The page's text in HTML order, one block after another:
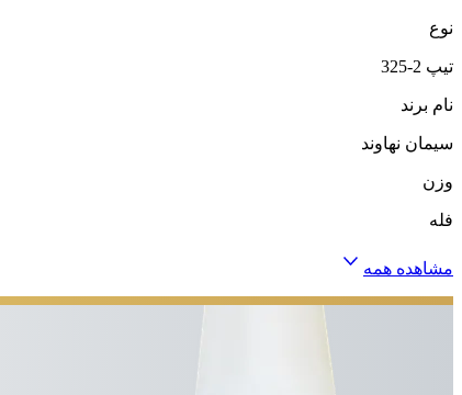
نوع
تیپ 2-325
نام برند
سیمان نهاوند
وزن
فله
مشاهده همه